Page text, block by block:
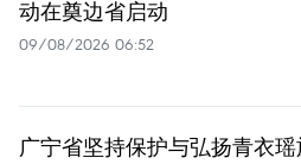
动在奠边省启动
09/08/2026 06:52
广宁省坚持保护与弘扬青衣